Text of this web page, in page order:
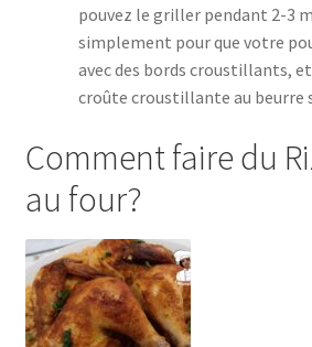
pouvez le griller pendant 2-3
simplement pour que votre
avec des bords croustillants,
croûte croustillante au beurre
Comment faire du
au four?